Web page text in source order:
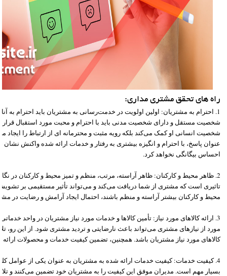
راه های تحقق مشتری مداری:
1. احترام به مشتریان: اولین اولویت در خدمت‌رسانی به مشتریان باید احترام به
شخصیت مستقل و دارای شخصیت مدنی باید با احترام و محبت مورد استقبال قرار
شخصیت انسانی او کمک می‌کند بلکه رویه مثبت و محترمانه ای از ارتباط را ایجاد
عنوان پاسخ، با احترام و انگیزه بیشتری به رفتار و خدمات ارائه شده واکنش نشان
احساس بیگانگی نخواهد کرد.
2. ظاهر محیط و کارکنان: ظاهر آراسته، مرتب، منظم و تمیز محیط و کارکنان در
تاثیری است که مشتری از شما دریافت می‌کند و می‌تواند تأثیر مستقیمی بر
محیط و کارکنان بیشتر آراسته و منظم باشند، احتمال ایجاد آرامش و رضایت در
3. ارائه کالاهای مورد نیاز: تأمین کالاها و خدمات مورد نیاز مشتریان در واحد
مورد از نیازهای مشتری می‌تواند باعث نارضایتی و تردید مشتری شود. از این رو،
کالاهای مورد نیاز مشتریان باشد. همچنین، تضمین کیفیت خدمات و محصولات
4. کیفیت خدمات: کیفیت خدمات ارائه شده به مشتریان به عنوان یکی از عوامل
بسیار مهم است. مدیران موفق این کیفیت را به مشتریان خود تضمین می‌کنند و